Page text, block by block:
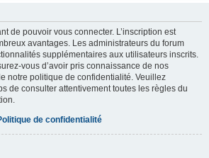
de pouvoir vous connecter. L’inscription est
avantages. Les administrateurs du forum
supplémentaires aux utilisateurs inscrits.
vous d’avoir pris connaissance de nos
notre politique de confidentialité. Veuillez
de consulter attentivement toutes les règles du
de confidentialité